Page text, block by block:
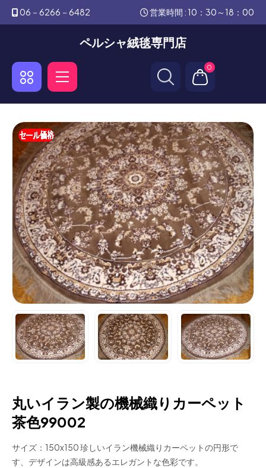
06－6266－6482 営業時間 : 10：30～18：00
ペルシャ絨毯専門店
0
丸いイラン製の機械織りカーペット
茶色99002
サイズ：150x150 珍しいイラン機械織りカーペットの円形で
す、デザインは高級感あるエレガントな色彩です。